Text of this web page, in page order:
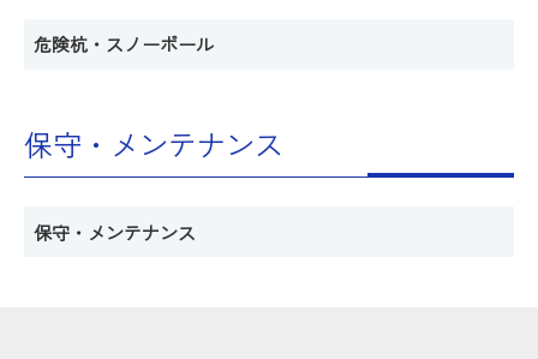
危険杭・スノーポール
保守・メンテナンス
保守・メンテナンス